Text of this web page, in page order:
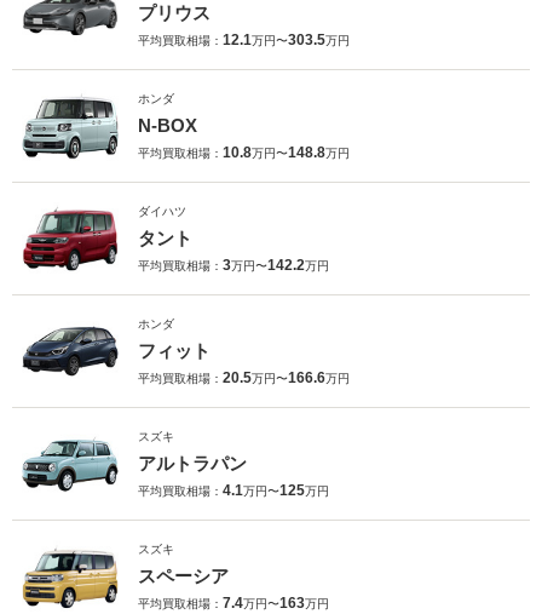
プリウス
平均買取相場： 12.1万円〜303.5万円
ホンダ
N-BOX
平均買取相場： 10.8万円〜148.8万円
ダイハツ
タント
平均買取相場： 3万円〜142.2万円
ホンダ
フィット
平均買取相場： 20.5万円〜166.6万円
スズキ
アルトラパン
平均買取相場： 4.1万円〜125万円
スズキ
スペーシア
平均買取相場： 7.4万円〜163万円